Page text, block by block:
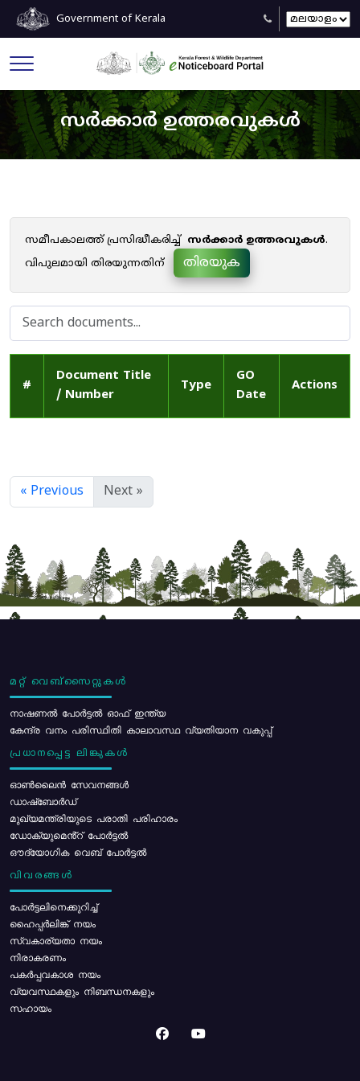
Government of Kerala
സർക്കാർ ഉത്തരവുകൾ
സമീപകാലത്ത് പ്രസിദ്ധീകരിച്ച് സർക്കാർ ഉത്തരവുകൾ.
വിപുലമായി തിരയുന്നതിന്
തിരയുക
#
Document Title
/ Number
Type
GO
Date
Actions
« Previous Next »
മറ്റ് വെബ്സൈറ്റുകൾ
നാഷണൽ പോർട്ടൽ ഓഫ് ഇന്ത്യ
കേന്ദ്ര വനം പരിസ്ഥിതി കാലാവസ്ഥ വ്യതിയാന വകുപ്പ്
പ്രധാനപ്പെട്ട ലിങ്കുകൾ
ഓൺലൈൻ സേവനങ്ങൾ
ഡാഷ്ബോർഡ്
മുഖ്യമന്ത്രിയുടെ പരാതി പരിഹാരം
ഡോക്യുമെൻ്റ് പോർട്ടൽ
ഔദ്യോഗിക വെബ് പോർട്ടൽ
വിവരങ്ങൾ
പോര്‍ട്ടലിനെക്കുറിച്ച്
ഹൈപ്പർലിങ്ക് നയം
സ്വകാര്യതാ നയം
നിരാകരണം
പകർപ്പവകാശ നയം
വ്യവസ്ഥകളും നിബന്ധനകളും
സഹായം